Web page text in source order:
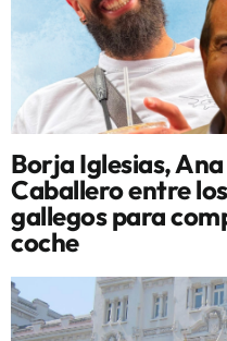
Borja Iglesias,
Caballero entre
gallegos para
coche